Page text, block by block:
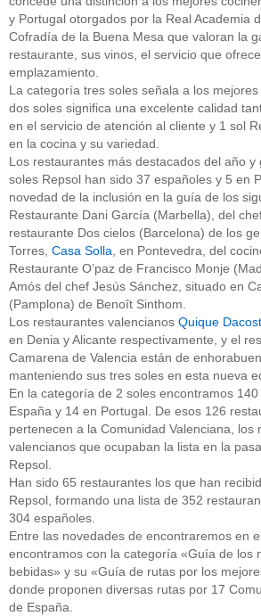
y Portugal otorgados por la Real Academia
Cofradía de la Buena Mesa que valoran la
restaurante, sus vinos, el servicio que
emplazamiento.
La categoría tres soles señala a los
dos soles significa una excelente calidad
en el servicio de atención al cliente y 1 sol
en la cocina y su variedad.
Los restaurantes más destacados del año
soles Repsol han sido 37 españoles y 5 en
novedad de la inclusión en la guía de los
Restaurante Dani García (Marbella), del
restaurante Dos cielos (Barcelona) de los
Torres, Casa Solla , en Pontevedra, del
Restaurante O’paz de Francisco Monje
Amós del chef Jesús Sánchez, situado en
(Pamplona) de Benoît Sinthom.
Los restaurantes valencianos Quique
en Denia y Alicante respectivamente, y el
Camarena de Valencia están de
manteniendo sus tres soles en esta nueva
En la categoría de 2 soles encontramos
España y 14 en Portugal. De esos 126
pertenecen a la Comunidad Valenciana, los
valencianos que ocupaban la lista en la
Repsol.
Han sido 65 restaurantes los que han
Repsol, formando una lista de 352
304 españoles.
Entre las novedades de encontraremos en
encontramos con la categoría «Guía de los
bebidas» y su «Guía de rutas por los
donde proponen diversas rutas por 17
de España.